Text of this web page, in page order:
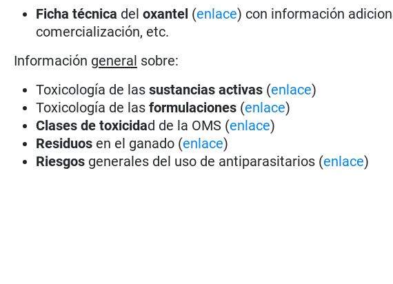
Ficha técnica deloxantel (enlace) con información
comercialización, etc.
Información general sobre:
Toxicología de lassustancias activas (enlace)
Toxicología de lasformulaciones (enlace)
Clases de toxicidad de la OMS (enlace)
Residuos en el ganado (enlace)
Riesgos generales del uso de antiparasitarios (enlace)